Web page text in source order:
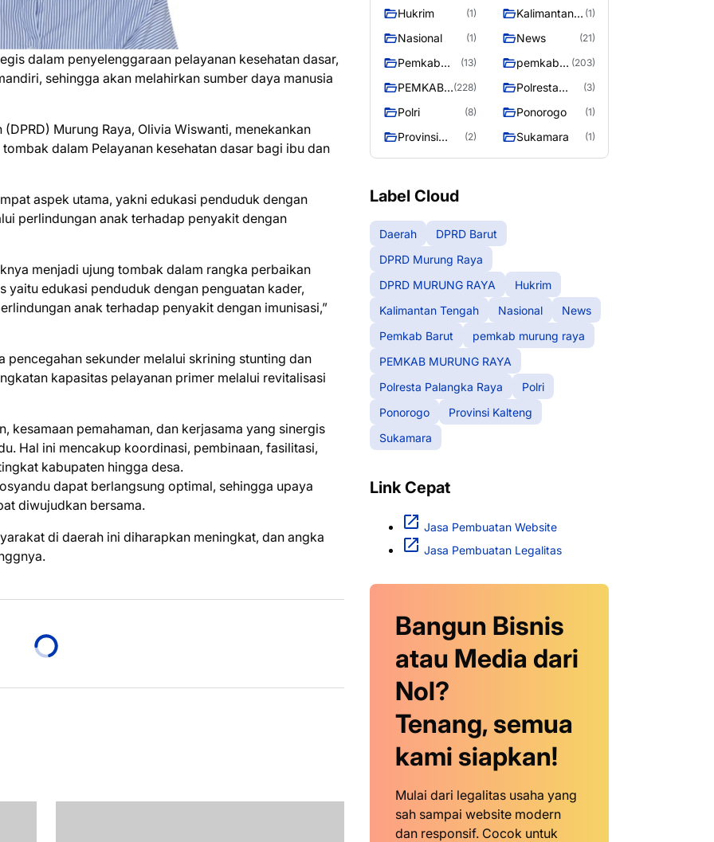
dalam penyelenggaraan pelayanan kesehatan dasar,
sehingga akan melahirkan sumber daya manusia
Murung Raya, Olivia Wiswanti, menekankan
dalam Pelayanan kesehatan dasar bagi ibu dan
aspek utama, yakni edukasi penduduk dengan
perlindungan anak terhadap penyakit dengan
menjadi ujung tombak dalam rangka perbaikan
yaitu edukasi penduduk dengan penguatan kader,
anak terhadap penyakit dengan imunisasi,”
sekunder melalui skrining stunting dan
kapasitas pelayanan primer melalui revitalisasi
kesamaan pemahaman, dan kerjasama yang sinergis
Hal ini mencakup koordinasi, pembinaan, fasilitasi,
kabupaten hingga desa.
dapat berlangsung optimal, sehingga upaya
diwujudkan bersama.
di daerah ini diharapkan meningkat, dan angka
Raya
RAYA
Hukrim (1)
Kalimantan
(1)
Nasional (1) News (21)
Pemkab
(13)
pemkab
raya
(203)
PEMKAB
RAYA
(228)
Polresta
Raya
(3)
Polri (8) Ponorogo (1)
Provinsi
(2) Sukamara (1)
Label Cloud
Daerah
DPRD Barut
DPRD Murung Raya
DPRD MURUNG RAYA
Hukrim
Kalimantan Tengah
Nasional
News
Pemkab Barut
pemkab murung raya
PEMKAB MURUNG RAYA
Polresta Palangka Raya
Polri
Ponorogo
Provinsi Kalteng
Sukamara
Link Cepat
Jasa Pembuatan Website
Jasa Pembuatan Legalitas
Bangun Bisnis
atau Media dari
Nol?
Tenang, semua
kami siapkan!
Mulai dari legalitas usaha yang
sah sampai website modern
dan responsif. Cocok untuk